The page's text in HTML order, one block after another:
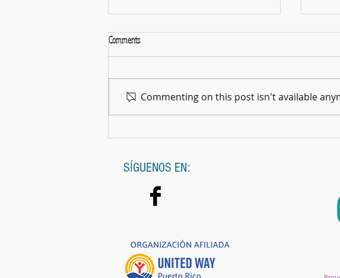
La Gran Noche del Cine
Comments
Commenting on this post isn't available
SÍGUENOS EN: